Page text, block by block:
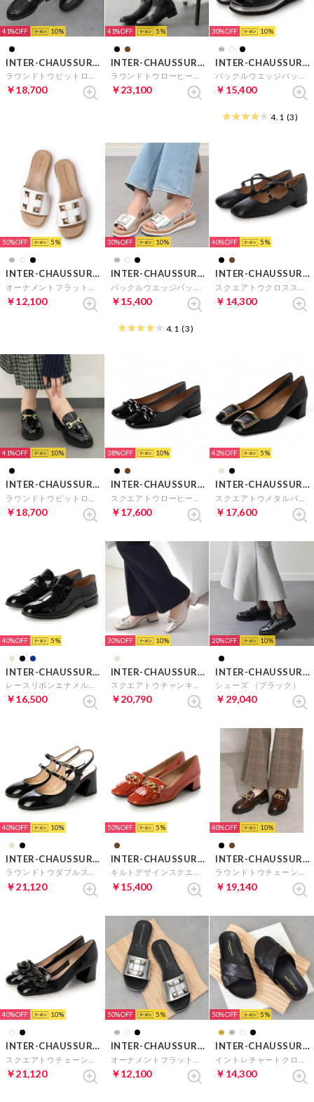
41% 10
INTER-CHAUSSURES
￥18,700
41% 5
INTER-CHAUSSURES
￥23,100
30% 10
INTER-CHAUSSURES
￥15,400
4.1 (3)
50% 5
INTER-CHAUSSURES
￥12,100
30% 10
INTER-CHAUSSURES
￥15,400
4.1 (3)
40% 5
INTER-CHAUSSURES
￥14,300
41% 10
INTER-CHAUSSURES
￥18,700
38% 10
INTER-CHAUSSURES
￥17,600
42% 5
INTER-CHAUSSURES
￥17,600
40% 5
INTER-CHAUSSURES
￥16,500
30% 10
INTER-CHAUSSURES
￥20,790
20% 10
INTER-CHAUSSURES
シューズ （ブラック）
￥29,040
40% 10
INTER-CHAUSSURES
￥21,120
50% 5
INTER-CHAUSSURES
￥15,400
40% 10
INTER-CHAUSSURES
￥19,140
40% 10
INTER-CHAUSSURES
￥21,120
50% 5
INTER-CHAUSSURES
￥12,100
50% 5
INTER-CHAUSSURES
￥14,300